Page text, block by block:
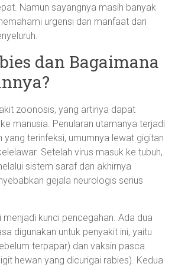
Namun sayangnya masih banyak
urgensi dan manfaat dari
dan Bagaimana
zoonosis, yang artinya dapat
manusia. Penularan utamanya terjadi
yang terinfeksi, umumnya lewat gigitan
Setelah virus masuk ke tubuh,
sistem saraf dan akhirnya
gejala neurologis serius
menjadi kunci pencegahan. Ada dua
digunakan untuk penyakit ini, yaitu
terpapar) dan vaksin pasca
hewan yang dicurigai rabies). Kedua